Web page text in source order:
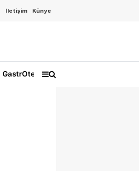
İletişim Künye
GastrOtel